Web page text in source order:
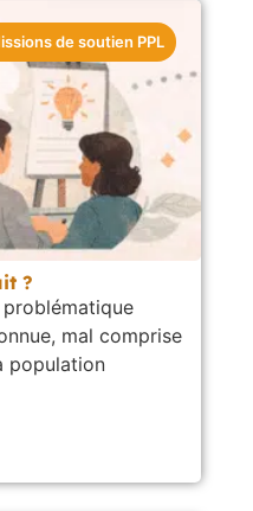
de soutien PPL
?
problématique
mal comprise
population